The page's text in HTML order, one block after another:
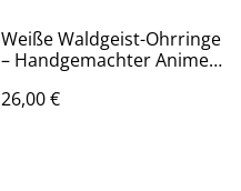
Weiße Waldgeist-Ohrringe
– Handgemachter Anime
26,00 €